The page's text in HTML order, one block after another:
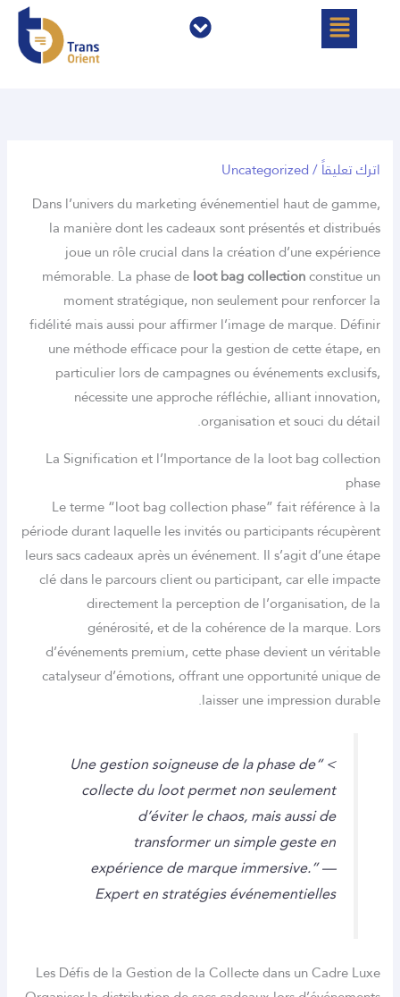
Uncategorized
Dans l’univers du marketing événementiel haut
la manière dont les cadeaux sont présentés et
joue un rôle crucial dans la création d’une
mémorable. La phase deloot bag collection
moment stratégique, non seulement pour
fidélité mais aussi pour affirmer l’image de
une méthode efficace pour la gestion de cette
particulier lors de campagnes ou événements
nécessite une approche réfléchie, alliant
organisation et
La Signification et l’Importance de laloot bag
Le terme “loot bag collection phase” fait
période durant laquelle les invités ou participants
leurs sacs cadeaux après un événement. Il s’agit
clé dans le parcours client ou participant, car
directement la perception de
générosité, et de la cohérence de la
d’événements premium, cette phase devient
catalyseur d’émotions, offrant une opportunité
laisser une
> “Une gestion soigneuse de la phase de
collecte du loot permet non
d’éviter le chaos, mais aussi
transformer un simple geste
expérience de marque
Expert en stratégies
Les Défis de la Gestion de la Collecte dans un